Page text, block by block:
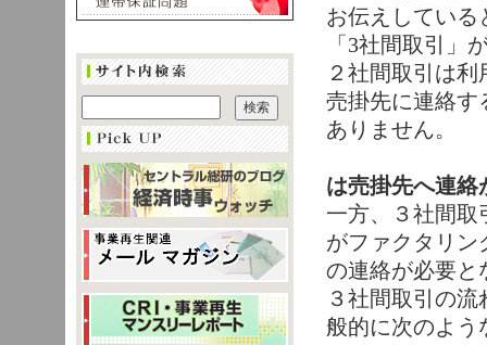
お伝えしてい
「3社間取引」
２社間取引は
売掛先に連絡す
ありません。
は売掛先へ連絡
一方、３社間取
がファクタリン
の連絡が必要と
３社間取引の
般的に次のよう